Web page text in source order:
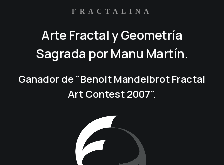
FRACTALINA
Arte Fractal y Geometría
Sagrada por Manu Martín.
Ganador de "Benoit Mandelbrot Fractal
Art Contest 2007".